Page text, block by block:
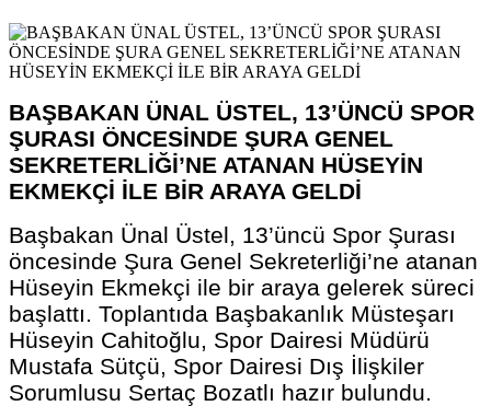
BAŞBAKAN ÜNAL ÜSTEL, 13’ÜNCÜ SPOR
ŞURASI ÖNCESİNDE ŞURA GENEL
SEKRETERLİĞİ’NE ATANAN HÜSEYİN
EKMEKÇİ İLE BİR ARAYA GELDİ
Başbakan Ünal Üstel, 13’üncü Spor Şurası
öncesinde Şura Genel Sekreterliği’ne atanan
Hüseyin Ekmekçi ile bir araya gelerek süreci
başlattı. Toplantıda Başbakanlık Müsteşarı
Hüseyin Cahitoğlu, Spor Dairesi Müdürü
Mustafa Sütçü, Spor Dairesi Dış İlişkiler
Sorumlusu Sertaç Bozatlı hazır bulundu.